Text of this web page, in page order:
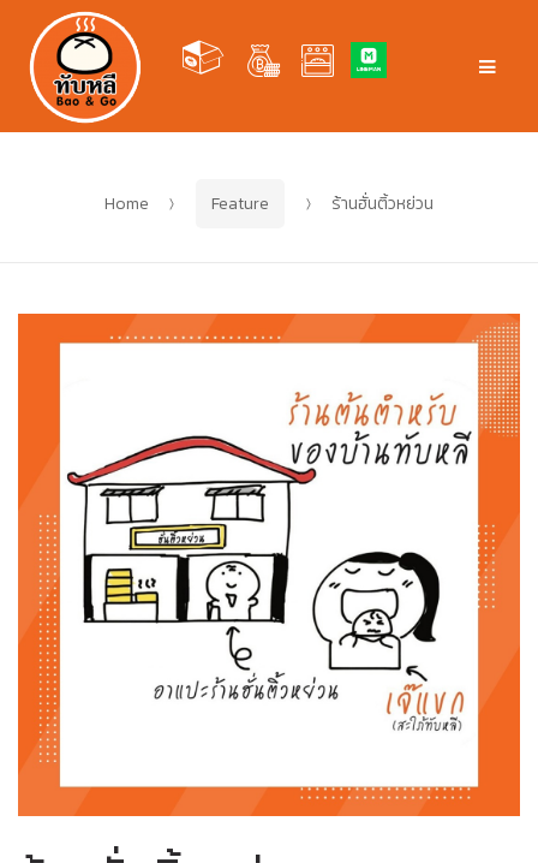
Skip
to
navigation
Skip
to
content
Home Feature ร้านฮั่นติ้วหย่วน